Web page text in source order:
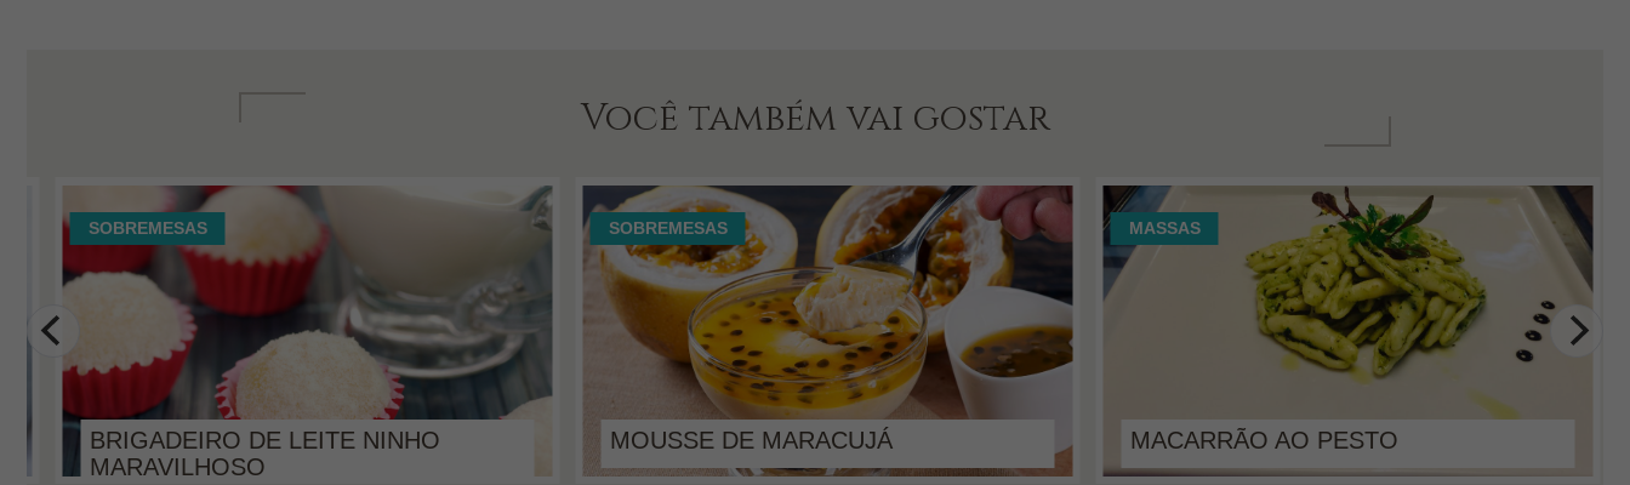
Você também vai gostar
SOBREMESAS
MOUSSE DE MARACUJÁ
MASSAS
MACARRÃO AO PESTO
SOBREMESAS
BRIGADEIRO DE LEITE NINHO
MARAVILHOSO